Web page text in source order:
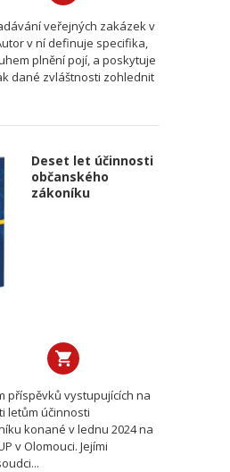
veřejných zakázek v
v ní definuje specifika,
plnění pojí, a poskytuje
dané zvláštnosti zohlednit
Deset let účinnosti
občanského
zákoníku
příspěvků vystupujících na
letům účinnosti
konané v lednu 2024 na
v Olomouci. Jejími